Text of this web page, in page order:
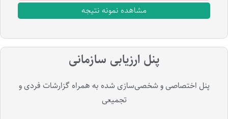
مشاهده نمونه نتیجه
پنل ارزیابی سازمانی
پنل اختصاصی و شخصی‌سازی شده به همراه گزارشات فردی و
تجمیعی